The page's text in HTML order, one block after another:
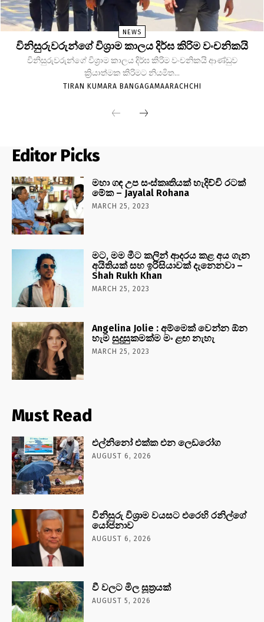
NEWS
විනිසුරුවරුන්ගේ විශ්‍රාම කාලය දිර්ඝ කිරිම වංචනිකයි
විනිසුරුවරුන්ගේ විශ්‍රාම කාලය දිර්ඝ කිරිම වංචනිකයි ආණ්ඩුව
ක්‍රියාත්මක කිරිමට නියමිත...
TIRAN KUMARA BANGAGAMAARACHCHI
Editor Picks
මහා ගඳ උප සංස්කෘතියක් හැදිච්චි රටක්
මේක – Jayalal Rohana
MARCH 25, 2023
මට, මම මීට කලින් ආදරය කළ අය ගැන
අයිතියක් සහ ඉරිසියාවක් දැනෙනවා –
Shah Rukh Khan
MARCH 25, 2023
Angelina Jolie : අම්මෙක් වෙන්න ඕන
හැම සුදුසුකමක්ම මං ළඟ නැහැ
MARCH 25, 2023
Must Read
එල්නිනෝ එක්ක එන ලෙඩරෝග
AUGUST 6, 2026
විනිසුරු විශ්‍රාම වයසට එරෙහි රනිල්ගේ
යෝජනාව
AUGUST 6, 2026
වී වලට මිල සූත්‍රයක්
AUGUST 5, 2026